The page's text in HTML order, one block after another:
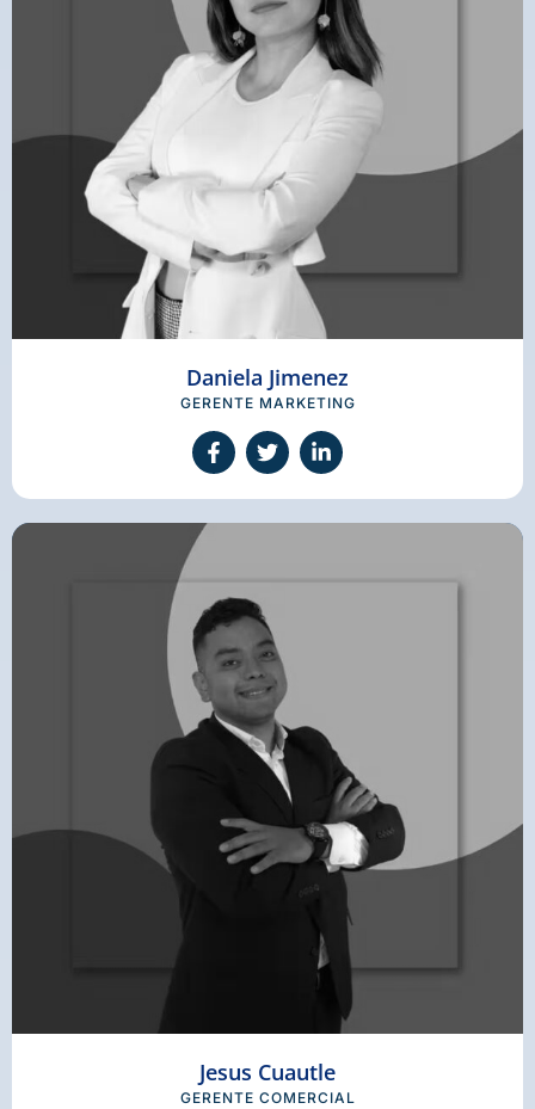
Daniela Jimenez
GERENTE MARKETING
Jesus Cuautle
GERENTE COMERCIAL